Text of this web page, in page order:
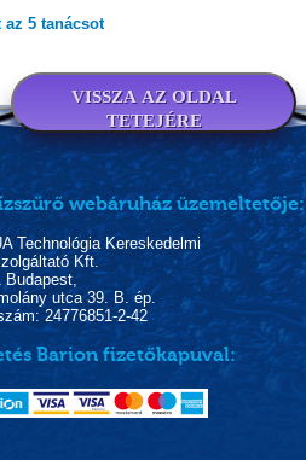
5 tanácsot
VISSZA AZ OLDAL
TETEJÉRE
webáruház üzemeltetője:
Technológia Kereskedelmi
Kft.
Budapest,
utca 39. B. ép.
24776851-2-42
Barion fizetőkapuval: